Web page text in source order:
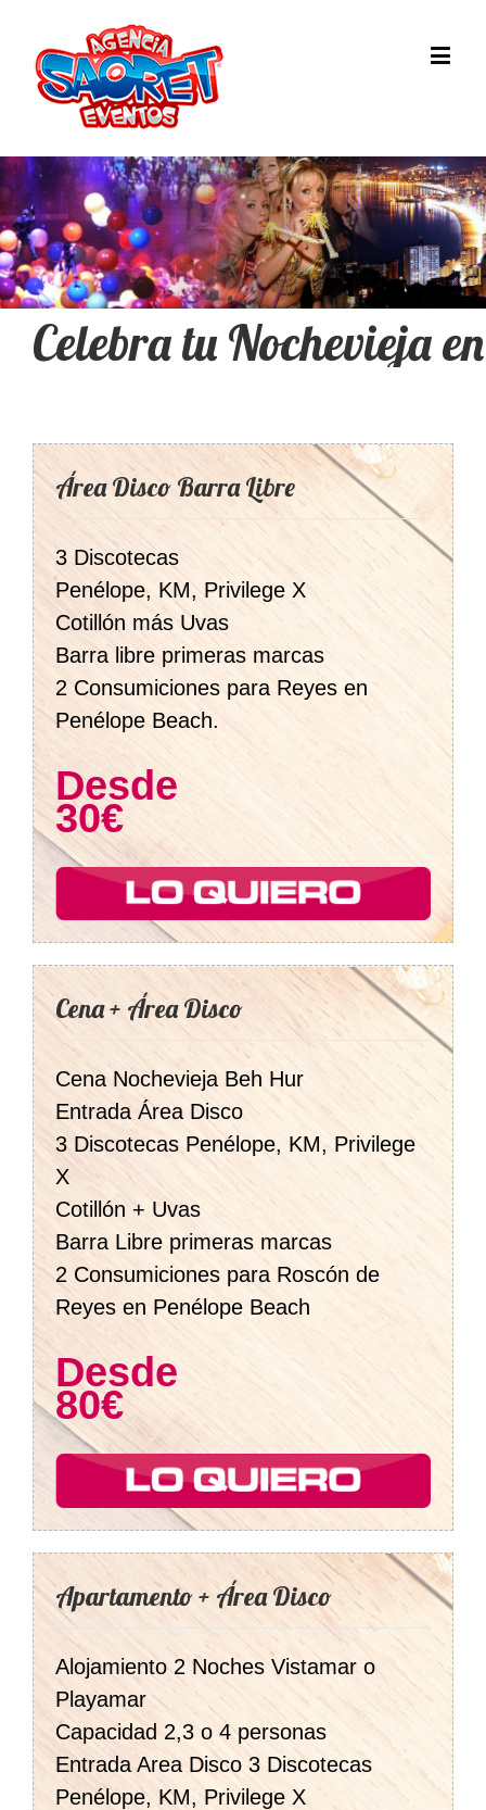
Celebra tu Nochevieja
Área Disco Barra Libre
3 Discotecas
Penélope, KM, Privilege X
Cotillón más Uvas
Barra libre primeras marcas
2 Consumiciones para Reyes en
Penélope Beach.
Desde
30€
Cena + Área Disco
Cena Nochevieja Beh Hur
Entrada Área Disco
3 Discotecas Penélope, KM, Privilege
X
Cotillón + Uvas
Barra Libre primeras marcas
2 Consumiciones para Roscón de
Reyes en Penélope Beach
Desde
80€
Apartamento + Área Disco
Alojamiento 2 Noches Vistamar o
Playamar
Capacidad 2,3 o 4 personas
Entrada Area Disco 3 Discotecas
Penélope, KM, Privilege X